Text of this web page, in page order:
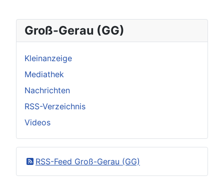
Groß-Gerau (GG)
Kleinanzeige
Mediathek
Nachrichten
RSS-Verzeichnis
Videos
RSS-Feed Groß-Gerau (GG)